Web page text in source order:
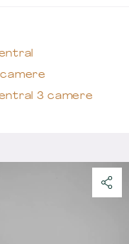
3 camere